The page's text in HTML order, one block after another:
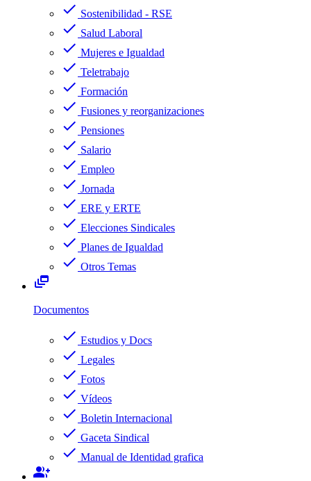
check Sostenibilidad - RSE
check Salud Laboral
check Mujeres e Igualdad
check Teletrabajo
check Formación
check Fusiones y reorganizaciones
check Pensiones
check Salario
check Empleo
check Jornada
check ERE y ERTE
check Elecciones Sindicales
check Planes de Igualdad
check Otros Temas
dynamic_feed
Documentos
check Estudios y Docs
check Legales
check Fotos
check Vídeos
check Boletin Internacional
check Gaceta Sindical
check Manual de Identidad grafica
group_add